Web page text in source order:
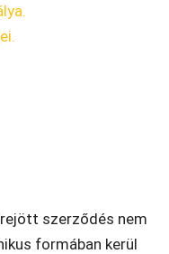
szerződés nem
formában kerül